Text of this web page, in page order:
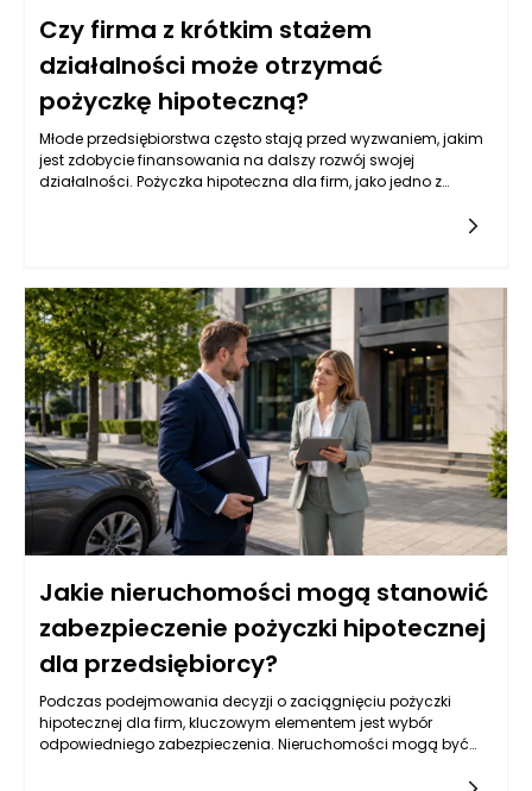
Czy firma z krótkim stażem
działalności może otrzymać
pożyczkę hipoteczną?
Młode przedsiębiorstwa często stają przed wyzwaniem, jakim
jest zdobycie finansowania na dalszy rozwój swojej
działalności. Pożyczka hipoteczna dla firm, jako jedno z
powinni zatem zrozumieć, jakie czynniki wpływają na decyzję
banków i instytucji pożyczkowych w kontekście udzielania
pożyczek hipotecznych.
Jakie nieruchomości mogą stanowić
zabezpieczenie pożyczki hipotecznej
dla przedsiębiorcy?
Podczas podejmowania decyzji o zaciągnięciu pożyczki
hipotecznej dla firm, kluczowym elementem jest wybór
odpowiedniego zabezpieczenia. Nieruchomości mogą być